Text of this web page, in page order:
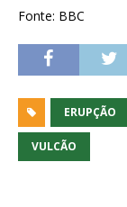
Fonte: BBC
ERUPÇÃO
VULCÃO